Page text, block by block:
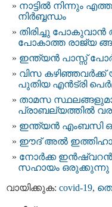
നാട്ടിൽ നിന്നും
നിര്‍ബ്ബന്ധം
തിരിച്ചു
പോകാത്ത രാജ്യ
ഇന്ത്യന്‍ പാസ്സ്‌
വിസ കഴിഞ്ഞവർക്ക്
പുതിയ എൻട്രി
താമസ
പ്രാബല്യത്തിൽ
ഇന്ത്യന്‍ എംബസി
ഈദ് അൽ
നോർക്ക
സഹായം ഒരുക്കുന്നു
വായിക്കുക: covid-19,